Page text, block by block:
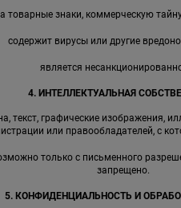
товарные знаки, коммерческую
содержит вирусы или другие
является
4. ИНТЕЛЛЕКТУАЛЬНАЯ
графические изображения,
или правообладателей, с
только с письменного
запрещено.
5. КОНФИДЕНЦИАЛЬНОСТЬ И